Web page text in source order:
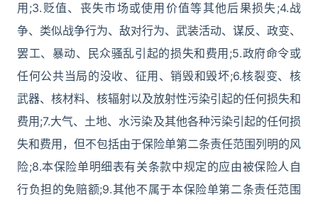
用;3.贬值、丧失市场或使用价值等其他后果损失;4.战
争、类似战争行为、敌对行为、武装活动、谋反、政变、
罢工、暴动、民众骚乱引起的损失和费用;5.政府命令或
任何公共当局的没收、征用、销毁和毁坏;6.核裂变、核
武器、核材料、核辐射以及放射性污染引起的任何损失和
费用;7.大气、土地、水污染及其他各种污染引起的任何损
失和费用，但不包括由于保险单第二条责任范围列明的风
险;8.本保险单明细表有关条款中规定的应由被保险人自
行负担的免赔额;9.其他不属于本保险单第二条责任范围